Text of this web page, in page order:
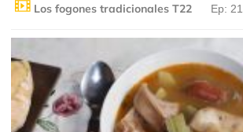
Los fogones tradicionales T22 Ep: 21